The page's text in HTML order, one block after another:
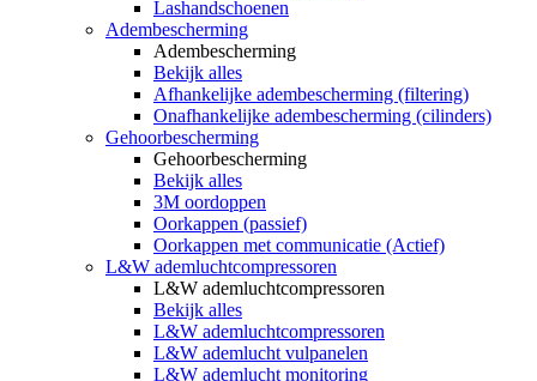
Lashandschoenen
Adembescherming
Adembescherming
Bekijk alles
Afhankelijke adembescherming (filtering)
Onafhankelijke adembescherming (cilinders)
Gehoorbescherming
Gehoorbescherming
Bekijk alles
3M oordoppen
Oorkappen (passief)
Oorkappen met communicatie (Actief)
L&W ademluchtcompressoren
L&W ademluchtcompressoren
Bekijk alles
L&W ademluchtcompressoren
L&W ademlucht vulpanelen
L&W ademlucht monitoring